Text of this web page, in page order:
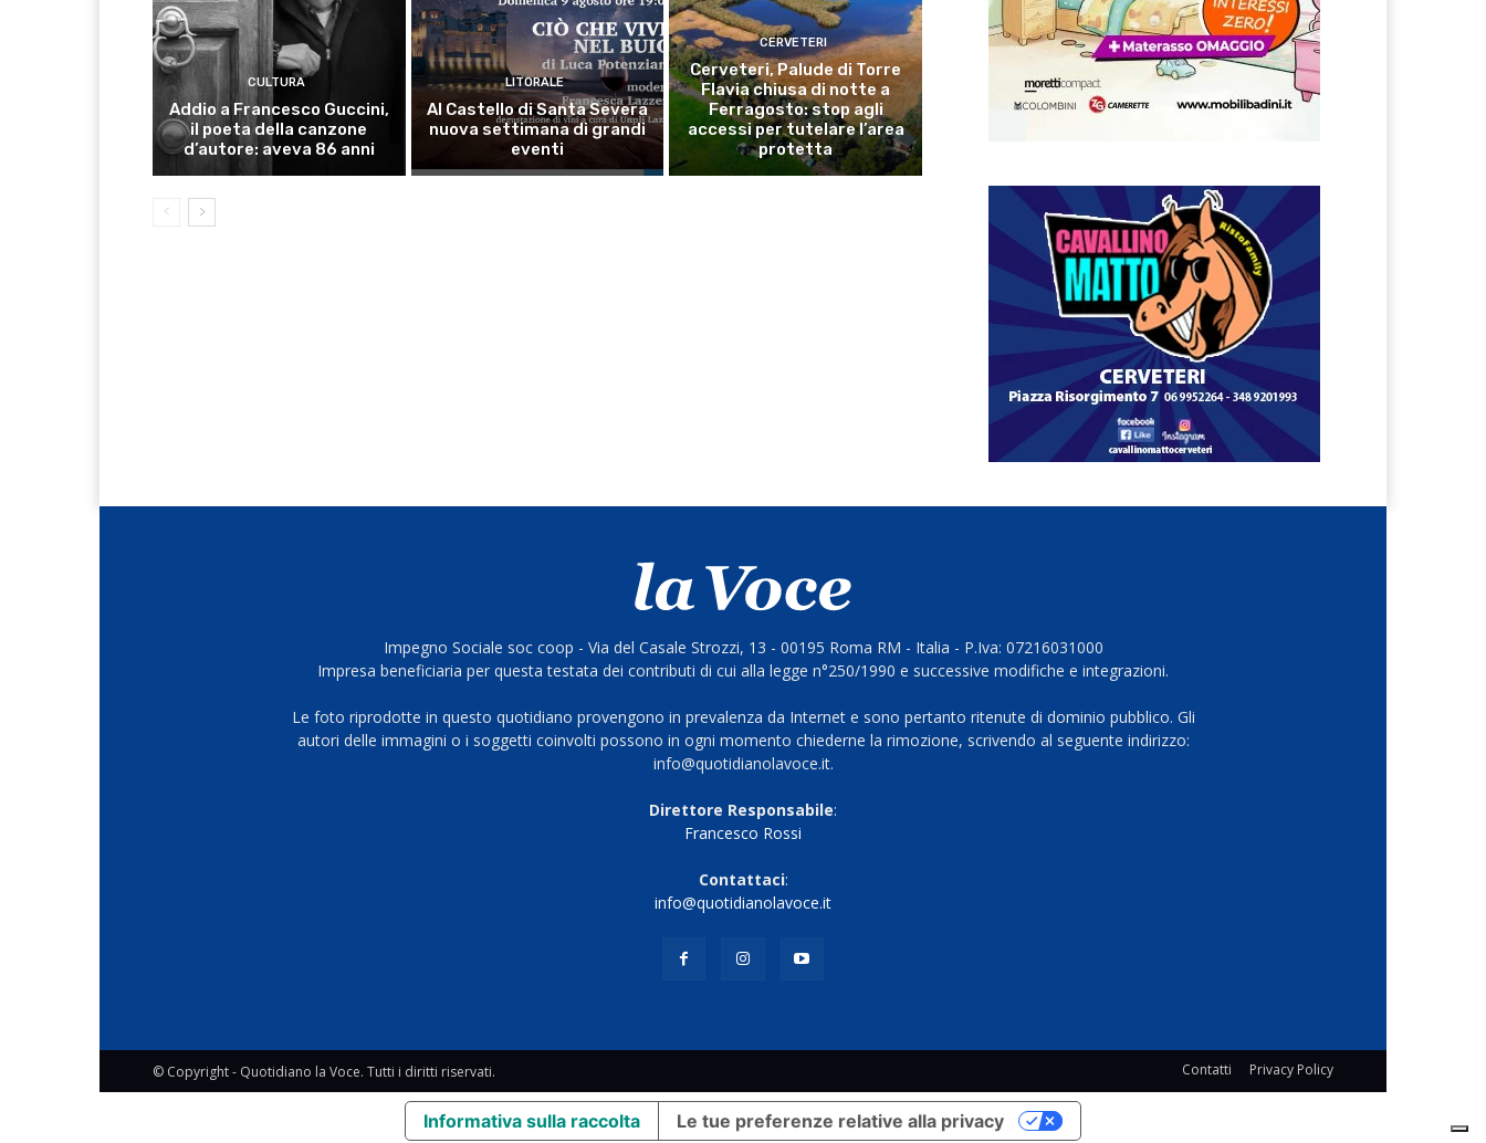
CULTURA
Addio a Francesco Guccini,
il poeta della canzone
d’autore: aveva 86 anni
LITORALE
Al Castello di Santa Severa
nuova settimana di grandi
eventi
CERVETERI
Cerveteri, Palude di Torre
Flavia chiusa di notte a
Ferragosto: stop agli
accessi per tutelare l’area
protetta
Impegno Sociale soc coop - Via del Casale Strozzi, 13 - 00195 Roma RM - Italia - P.Iva: 07216031000
Impresa beneficiaria per questa testata dei contributi di cui alla legge n°250/1990 e successive modifiche e integrazioni.
Le foto riprodotte in questo quotidiano provengono in prevalenza da Internet e sono pertanto ritenute di dominio pubblico. Gli
autori delle immagini o i soggetti coinvolti possono in ogni momento chiederne la rimozione, scrivendo al seguente indirizzo:
info@quotidianolavoce.it.
Direttore Responsabile:
Francesco Rossi
Contattaci:
info@quotidianolavoce.it
© Copyright - Quotidiano la Voce. Tutti i diritti riservati. Contatti Privacy Policy
Informativa sulla raccolta Le tue preferenze relative alla privacy